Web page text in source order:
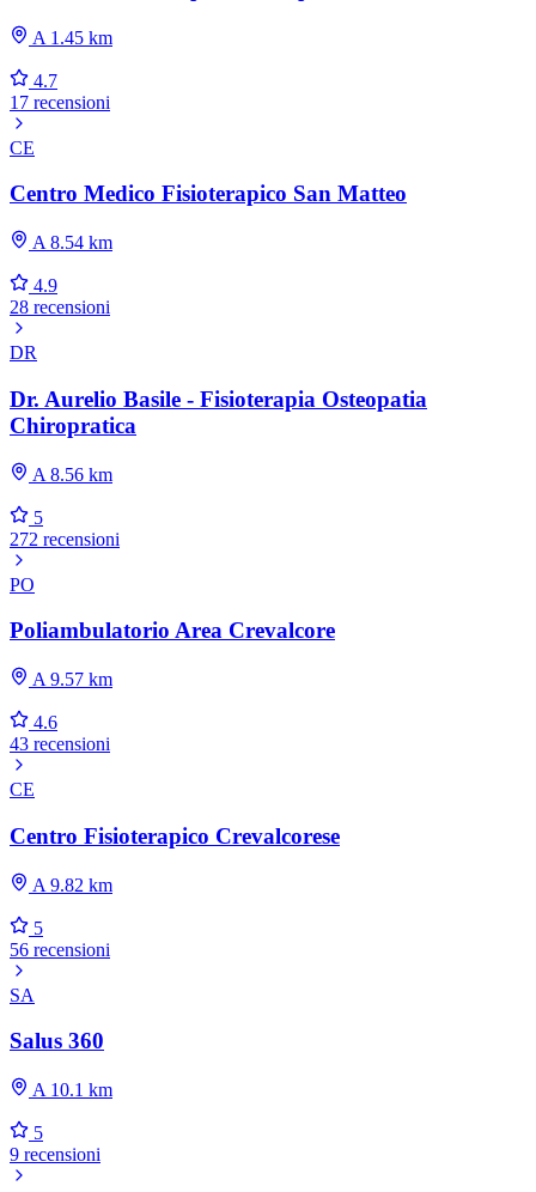
A 1.45 km
4.7
17 recensioni
CE
Centro Medico Fisioterapico San Matteo
A 8.54 km
4.9
28 recensioni
DR
Dr. Aurelio Basile - Fisioterapia Osteopatia
Chiropratica
A 8.56 km
5
272 recensioni
PO
Poliambulatorio Area Crevalcore
A 9.57 km
4.6
43 recensioni
CE
Centro Fisioterapico Crevalcorese
A 9.82 km
5
56 recensioni
SA
Salus 360
A 10.1 km
5
9 recensioni